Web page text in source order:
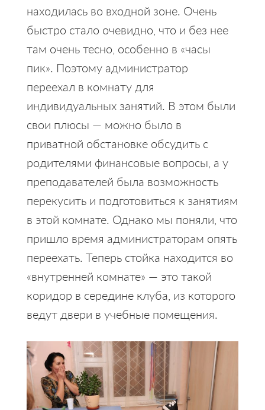
находилась во входной зоне. Очень
быстро стало очевидно, что и без нее
там очень тесно, особенно в «часы
пик». Поэтому администратор
переехал в комнату для
индивидуальных занятий. В этом были
свои плюсы — можно было в
приватной обстановке обсудить с
родителями финансовые вопросы, а у
преподавателей была возможность
перекусить и подготовиться к занятиям
в этой комнате. Однако мы поняли, что
пришло время администраторам опять
переехать. Теперь стойка находится во
«внутренней комнате» — это такой
коридор в середине клуба, из которого
ведут двери в учебные помещения.